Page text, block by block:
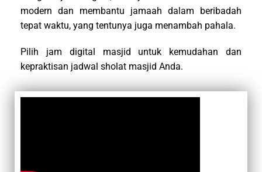
modern dan membantu jamaah dalam beribadah
tepat waktu, yang tentunya juga menambah pahala.
Pilih jam digital masjid untuk kemudahan dan
kepraktisan jadwal sholat masjid Anda.